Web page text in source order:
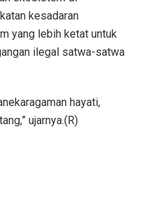
kesadaran
yang lebih ketat untuk
ilegal satwa-satwa
hayati,
ujarnya.(R)